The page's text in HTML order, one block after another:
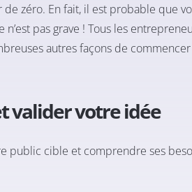
zéro. En fait, il est probable que
pas grave ! Tous les
autres façons de
valider votre idée
public cible et comprendre ses